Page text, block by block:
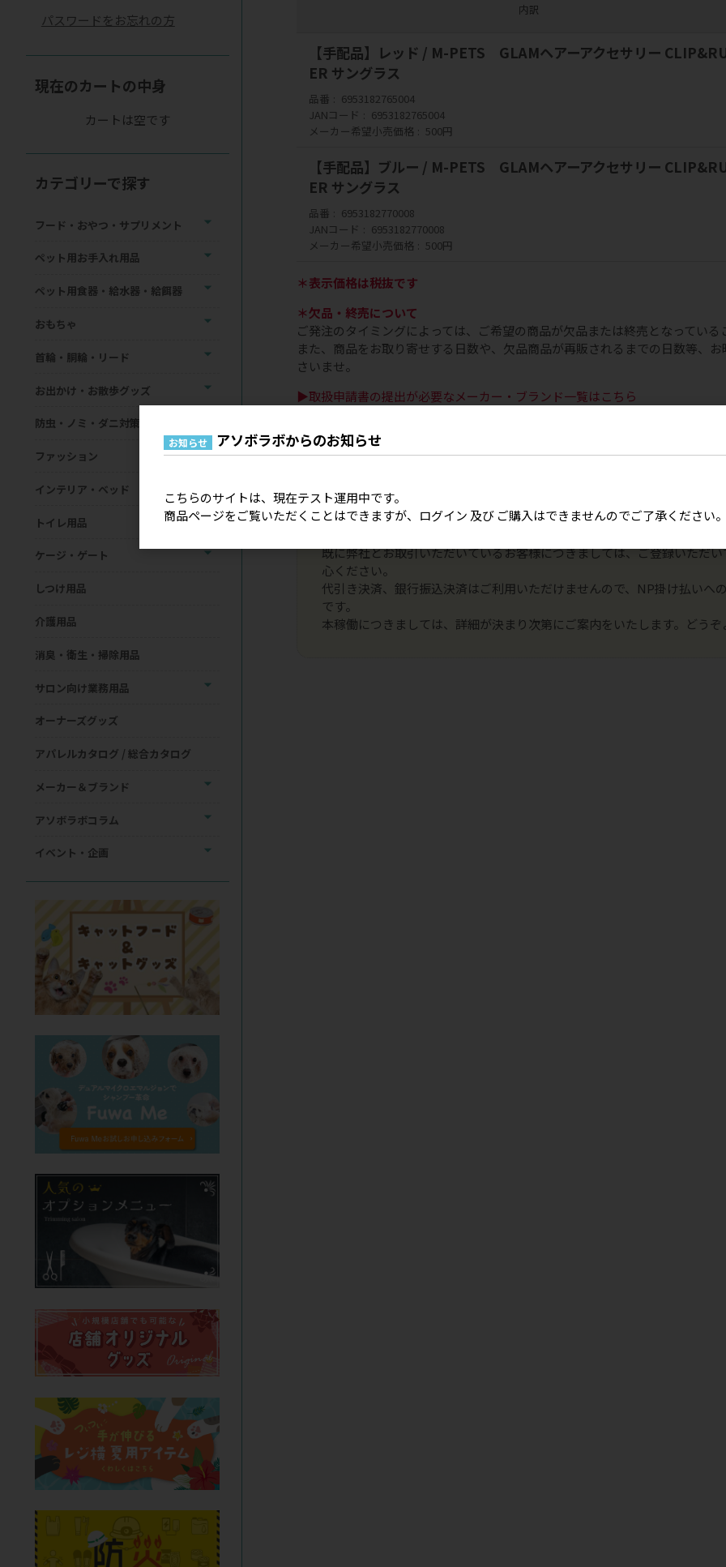
内訳
【手配品】レッド / M-PETS GLAMヘアーアクセサリー
ER サングラス
品番
6953182765004
JANコード
6953182765004
メーカー希望小売価格
500円
【手配品】ブルー / M-PETS GLAMヘアーアクセサリー
ER サングラス
品番
6953182770008
JANコード
6953182770008
メーカー希望小売価格
500円
＊表示価格は税抜です
＊欠品・終売について
ご発注のタイミングによっては、ご希望の商品が欠品または終売となっている
また、商品をお取り寄せする日数や、欠品商品が再販されるまでの日数等、
さいませ。
▶取扱申請書の提出が必要なメーカー・ブランド一覧はこちら
ご不明な場合は、営業担当までお問い合わせください。
＊当サイト内の文章・画像等の無断転載及び複製等はご遠慮ください。（お
現在、こちらのサイトはテスト運用中です。
既に弊社とお取引いただいているお客様につきましては、ご登録いただ
心ください。
代引き決済、銀行振込決済はご利用いただけませんので、NP掛け払いへ
です。
本稼働につきましては、詳細が決まり次第にご案内をいたします。どうぞ
パスワードをお忘れの方
現在のカートの中身
カートは空です
カテゴリーで探す
フード・おやつ・サプリメント
ペット用お手入れ用品
ペット用食器・給水器・給餌器
おもちゃ
首輪・胴輪・リード
お出かけ・お散歩グッズ
防虫・ノミ・ダニ対策用品
ファッション
インテリア・ベッド
トイレ用品
ケージ・ゲート
しつけ用品
介護用品
消臭・衛生・掃除用品
サロン向け業務用品
オーナーズグッズ
アパレルカタログ / 総合カタログ
メーカー＆ブランド
アソボラボコラム
イベント・企画
お知らせ アソボラボからのお知らせ
こちらのサイトは、現在テスト運用中です。
商品ページをご覧いただくことはできますが、ログイン 及び ご購入はできませんのでご了承ください。